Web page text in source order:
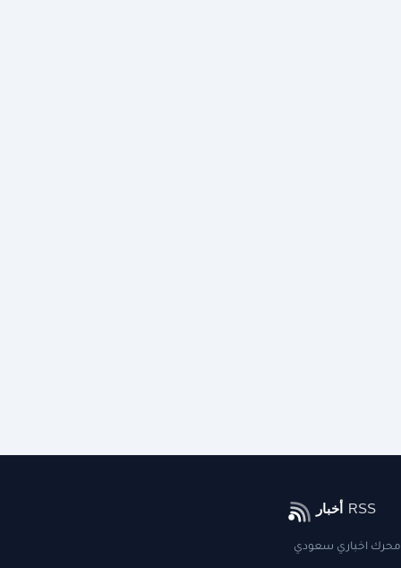
محرك اخباري سعودي